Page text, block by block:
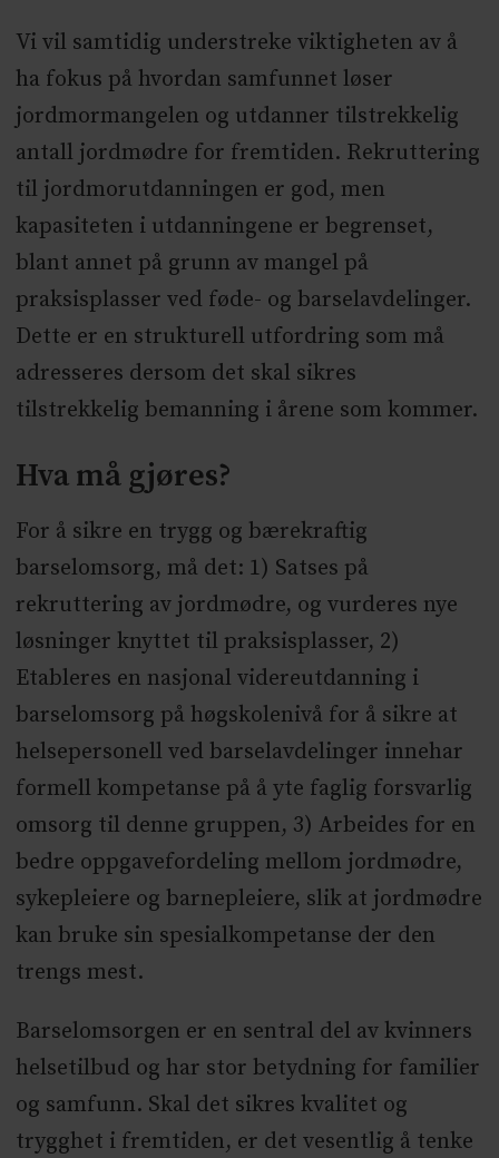
Vi vil samtidig understreke viktigheten av å
ha fokus på hvordan samfunnet løser
jordmormangelen og utdanner tilstrekkelig
antall jordmødre for fremtiden. Rekruttering
til jordmorutdanningen er god, men
kapasiteten i utdanningene er begrenset,
blant annet på grunn av mangel på
praksisplasser ved føde- og barselavdelinger.
Dette er en strukturell utfordring som må
adresseres dersom det skal sikres
tilstrekkelig bemanning i årene som kommer.
Hva må gjøres?
For å sikre en trygg og bærekraftig
barselomsorg, må det: 1) Satses på
rekruttering av jordmødre, og vurderes nye
løsninger knyttet til praksisplasser, 2)
Etableres en nasjonal videreutdanning i
barselomsorg på høgskolenivå for å sikre at
helsepersonell ved barselavdelinger innehar
formell kompetanse på å yte faglig forsvarlig
omsorg til denne gruppen, 3) Arbeides for en
bedre oppgavefordeling mellom jordmødre,
sykepleiere og barnepleiere, slik at jordmødre
kan bruke sin spesialkompetanse der den
trengs mest.
Barselomsorgen er en sentral del av kvinners
helsetilbud og har stor betydning for familier
og samfunn. Skal det sikres kvalitet og
trygghet i fremtiden, er det vesentlig å tenke